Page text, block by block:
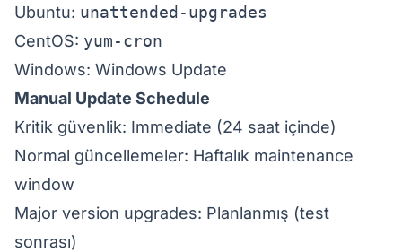
Ubuntu: unattended-upgrades
CentOS: yum-cron
Windows: Windows Update
Manual Update Schedule
Kritik güvenlik: Immediate (24 saat içinde)
Normal güncellemeler: Haftalık maintenance
window
Major version upgrades: Planlanmış (test
sonrası)